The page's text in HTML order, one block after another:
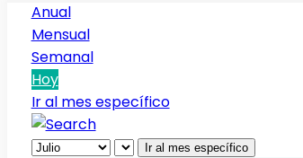
Anual
Mensual
Semanal
Hoy
Ir al mes específico
Ir al mes específico